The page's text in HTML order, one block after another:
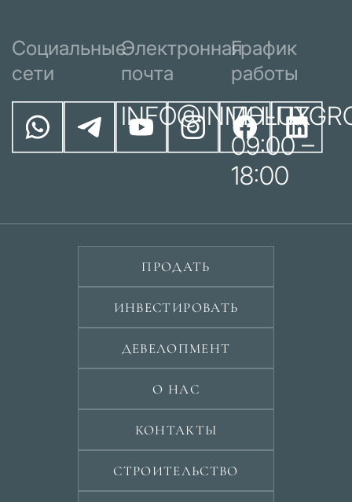
Социальные
сети
Электронная
почта
График
работы
ПН-ПТ
09:00 –
18:00
ПРОДАТЬ
ИНВЕСТИРОВАТЬ
ДЕВЕЛОПМЕНТ
О НАС
КОНТАКТЫ
СТРОИТЕЛЬСТВО